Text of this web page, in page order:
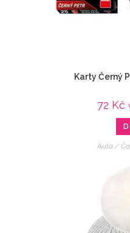
Karty Černý
72 Kč
Auta /